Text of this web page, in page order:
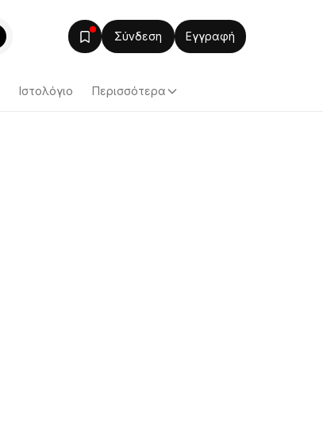
Σύνδεση Εγγραφή
Ιστολόγιο Περισσότερα